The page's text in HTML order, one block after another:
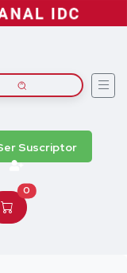
Suscriptor
0